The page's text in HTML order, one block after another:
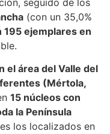
(con un 35,0%
195 ejemplares en
el área del Valle del
(Mértola,
15 núcleos con
la Península
los localizados en